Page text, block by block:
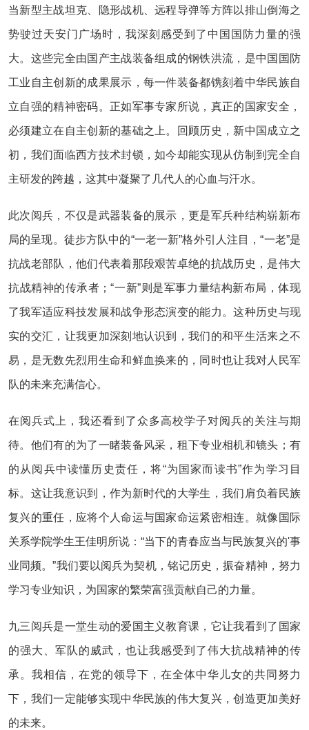
当新型主战坦克、隐形战机、远程导弹等方阵以排山倒海之
势驶过天安门广场时，我深刻感受到了中国国防力量的强
大。这些完全由国产主战装备组成的钢铁洪流，是中国国防
工业自主创新的成果展示，每一件装备都镌刻着中华民族自
立自强的精神密码。正如军事专家所说，真正的国家安全，
必须建立在自主创新的基础之上。回顾历史，新中国成立之
初，我们面临西方技术封锁，如今却能实现从仿制到完全自
主研发的跨越，这其中凝聚了几代人的心血与汗水。
此次阅兵，不仅是武器装备的展示，更是军兵种结构崭新布
局的呈现。徒步方队中的“一老一新”格外引人注目，“一老”是
抗战老部队，他们代表着那段艰苦卓绝的抗战历史，是伟大
抗战精神的传承者；“一新”则是军事力量结构新布局，体现
了我军适应科技发展和战争形态演变的能力。这种历史与现
实的交汇，让我更加深刻地认识到，我们的和平生活来之不
易，是无数先烈用生命和鲜血换来的，同时也让我对人民军
队的未来充满信心。
在阅兵式上，我还看到了众多高校学子对阅兵的关注与期
待。他们有的为了一睹装备风采，租下专业相机和镜头；有
的从阅兵中读懂历史责任，将“为国家而读书”作为学习目
标。这让我意识到，作为新时代的大学生，我们肩负着民族
复兴的重任，应将个人命运与国家命运紧密相连。就像国际
关系学院学生王佳明所说：“当下的青春应当与民族复兴的'事
业同频。”我们要以阅兵为契机，铭记历史，振奋精神，努力
学习专业知识，为国家的繁荣富强贡献自己的力量。
九三阅兵是一堂生动的爱国主义教育课，它让我看到了国家
的强大、军队的威武，也让我感受到了伟大抗战精神的传
承。我相信，在党的领导下，在全体中华儿女的共同努力
下，我们一定能够实现中华民族的伟大复兴，创造更加美好
的未来。